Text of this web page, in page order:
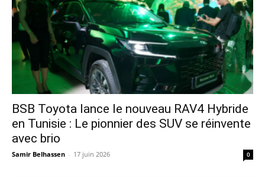
​BSB Toyota lance le nouveau RAV4 Hybride
en Tunisie : Le pionnier des SUV se réinvente
avec brio
Samir Belhassen - 17 juin 2026 0